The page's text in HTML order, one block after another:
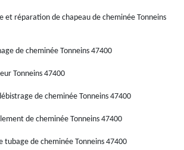
et réparation de chapeau de cheminée Tonneins
de cheminée Tonneins 47400
Tonneins 47400
de cheminée Tonneins 47400
de cheminée Tonneins 47400
tubage de cheminée Tonneins 47400